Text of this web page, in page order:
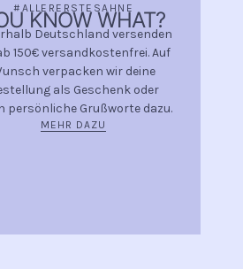
#ALLERERSTESAHNE
KNOW WHAT?
Deutschland versenden
150€ versandkostenfrei. Auf
verpacken wir deine
als Geschenk oder
persönliche Grußworte dazu.
MEHR DAZU